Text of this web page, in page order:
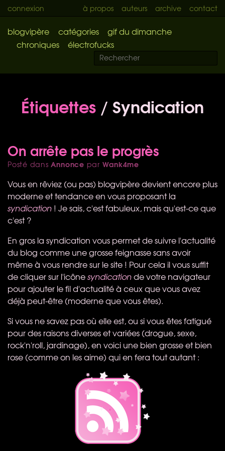
connexion à propos auteurs archive contact
blogvipère catégories
gif du dimanche
chroniques
électrofucks
Étiquettes / Syndication
On arrête pas le progrès
Posté dansAnnonce par Wank4me
Vous en rêviez (ou pas) blogvipère devient encore plus
moderne et tendance en vous proposant la
syndication ! Je sais, c'est fabuleux, mais qu'est-ce que
c'est ?
En gros la syndication vous permet de suivre l'actualité
du blog comme une grosse feignasse sans avoir
même à vous rendre sur le site ! Pour cela il vous suffit
de cliquer sur l'icônesyndicationde votre navigateur
pour ajouter le fil d'actualité à ceux que vous avez
déjà peut-être (moderne que vous êtes).
Si vous ne savez pas où elle est, ou si vous êtes fatigué
pour des raisons diverses et variées (drogue, sexe,
rock'n'roll, jardinage), en voici une bien grosse et bien
rose (comme on les aime) qui en fera tout autant :